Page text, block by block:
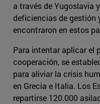
a través de Yugoslavia
deficiencias de gestión
encontraron en estos
Para intentar aplicar el
cooperación, se
para aliviar la crisis
en Grecia e Italia. Los
repartirse 120.000